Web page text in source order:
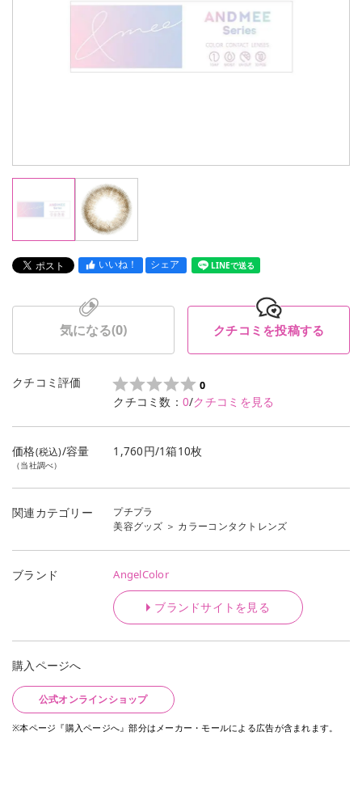
いいね！ シェア LINEで送る
気になる(0) クチコミを投稿する
クチコミ評価 0
クチコミ数： 0/クチコミを見る
価格(税込)/容量
（当社調べ）
1,760円/1箱10枚
関連カテゴリー
プチプラ
美容グッズ ＞ カラーコンタクトレンズ
ブランド AngelColor
ブランドサイトを見る
購入ページへ
公式オンラインショップ
※本ページ『購入ページへ』部分はメーカー・モールによる広告が含まれます。